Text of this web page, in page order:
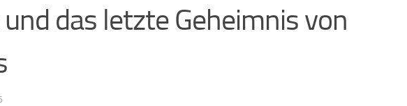
das letzte Geheimnis von